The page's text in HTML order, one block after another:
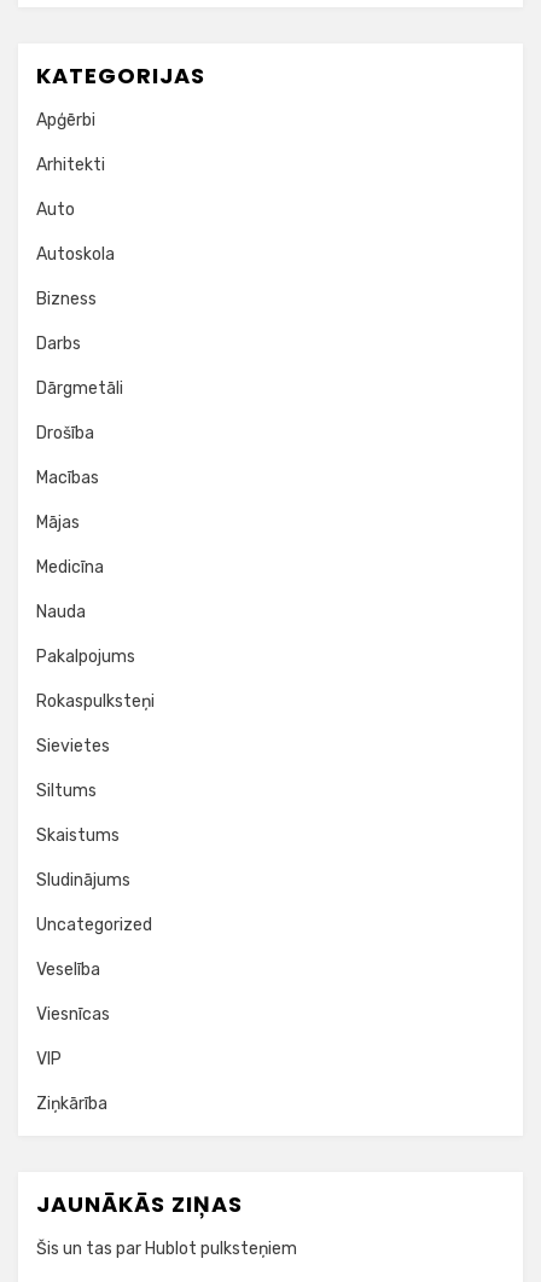
KATEGORIJAS
Apģērbi
Arhitekti
Auto
Autoskola
Bizness
Darbs
Dārgmetāli
Drošība
Macības
Mājas
Medicīna
Nauda
Pakalpojums
Rokaspulksteņi
Sievietes
Siltums
Skaistums
Sludinājums
Uncategorized
Veselība
Viesnīcas
VIP
Ziņkārība
JAUNĀKĀS ZIŅAS
Šis un tas par Hublot pulksteņiem